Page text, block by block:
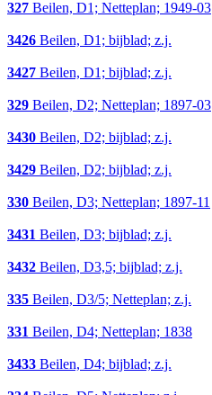
327 Beilen, D1; Netteplan; 1949-03
3426 Beilen, D1; bijblad; z.j.
3427 Beilen, D1; bijblad; z.j.
329 Beilen, D2; Netteplan; 1897-03
3430 Beilen, D2; bijblad; z.j.
3429 Beilen, D2; bijblad; z.j.
330 Beilen, D3; Netteplan; 1897-11
3431 Beilen, D3; bijblad; z.j.
3432 Beilen, D3,5; bijblad; z.j.
335 Beilen, D3/5; Netteplan; z.j.
331 Beilen, D4; Netteplan; 1838
3433 Beilen, D4; bijblad; z.j.